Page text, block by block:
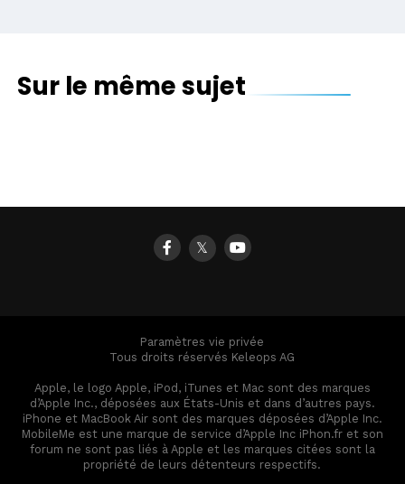
Sur le même sujet
Des iPad à gogo pour un vidéo remix original !
𝕏
Paramètres vie privée
Tous droits réservés Keleops AG
Apple, le logo Apple, iPod, iTunes et Mac sont des marques
d’Apple Inc., déposées aux États-Unis et dans d’autres pays.
iPhone et MacBook Air sont des marques déposées d’Apple Inc.
MobileMe est une marque de service d’Apple Inc iPhon.fr et son
forum ne sont pas liés à Apple et les marques citées sont la
propriété de leurs détenteurs respectifs.